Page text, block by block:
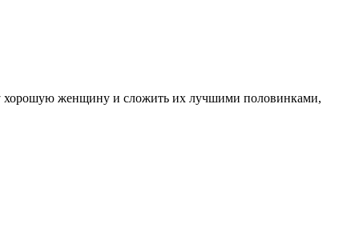
хорошую женщину и сложить их лучшими половинками,